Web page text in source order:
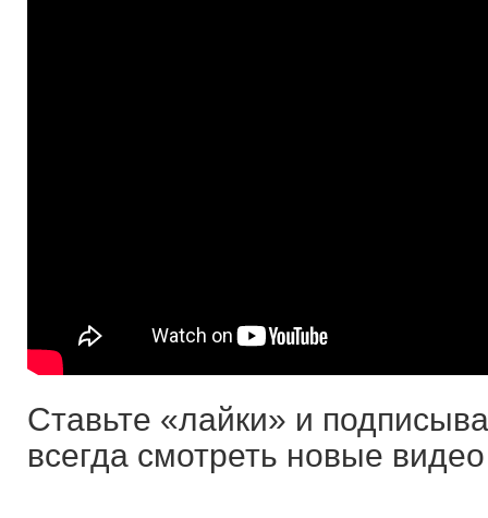
Ставьте «лайки» и
всегда смотреть новые